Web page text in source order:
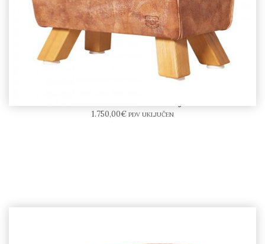
1.750,00€ PDV UKLJUČEN